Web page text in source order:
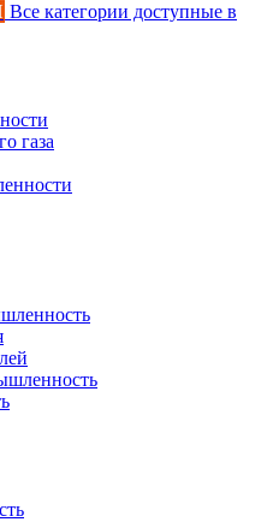
Все категории доступные в
газа